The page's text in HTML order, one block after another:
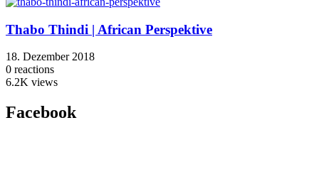
Thabo Thindi | African Perspektive
18. Dezember 2018
0 reactions
6.2K views
Facebook